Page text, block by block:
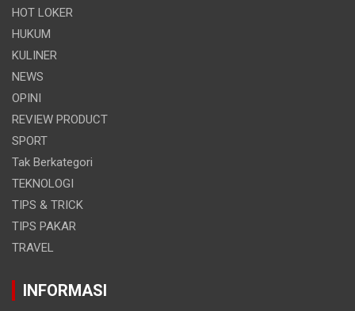
HOT LOKER
HUKUM
KULINER
NEWS
OPINI
REVIEW PRODUCT
SPORT
Tak Berkategori
TEKNOLOGI
TIPS & TRICK
TIPS PAKAR
TRAVEL
INFORMASI